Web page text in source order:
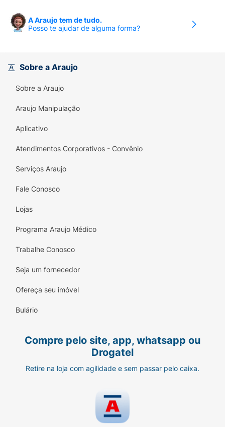
A Araujo tem de tudo.
Posso te ajudar de alguma forma?
Sobre a Araujo
Sobre a Araujo
Araujo Manipulação
Aplicativo
Atendimentos Corporativos - Convênio
Serviços Araujo
Fale Conosco
Lojas
Programa Araujo Médico
Trabalhe Conosco
Seja um fornecedor
Ofereça seu imóvel
Bulário
Compre pelo site, app, whatsapp ou
Drogatel
Retire na loja com agilidade e sem passar pelo caixa.